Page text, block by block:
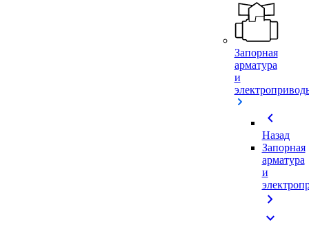
Запорная
арматура
и
chevron_left
Назад
Запорная
арматура
и
chevron_right
expand_more